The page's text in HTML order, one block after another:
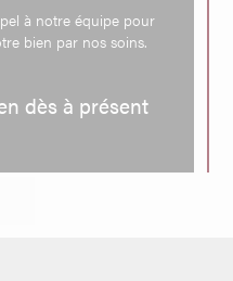
fournir une estimation juste et
sur le marché,
à notre équipe pour
bien par nos soins.
dès à présent